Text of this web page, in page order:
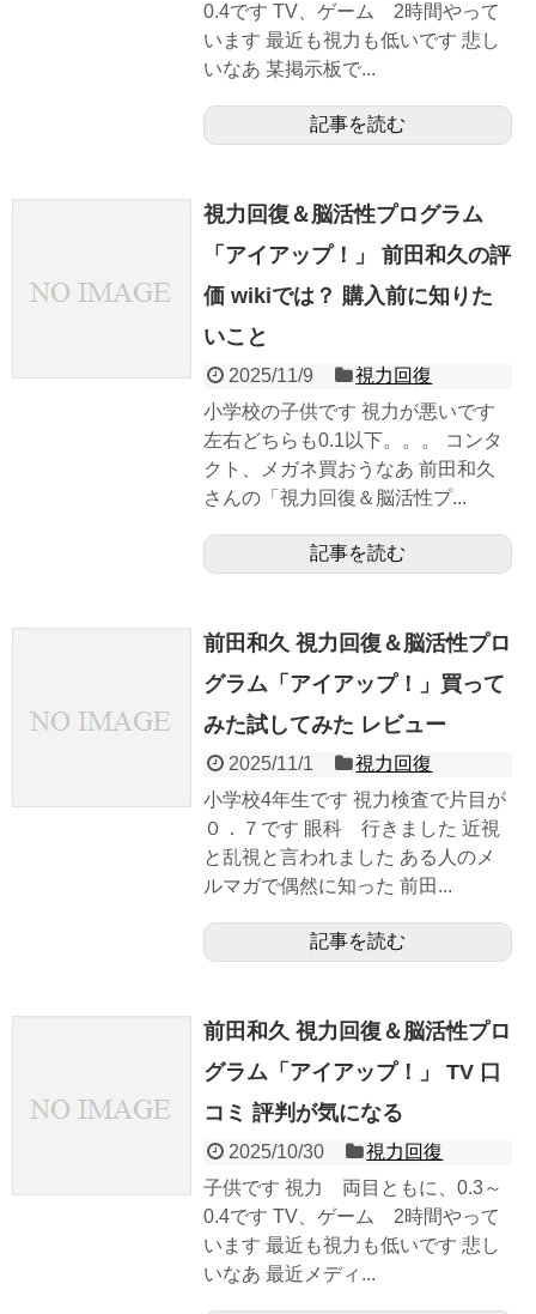
0.4です TV、ゲーム 2時間やって
います 最近も視力も低いです 悲し
いなあ 某掲示板で...
記事を読む
視力回復＆脳活性プログラム
「アイアップ！」 前田和久の評
価 wikiでは？ 購入前に知りた
いこと
2025/11/9
視力回復
小学校の子供です 視力が悪いです
左右どちらも0.1以下。。。 コンタ
クト、メガネ買おうなあ 前田和久
さんの「視力回復＆脳活性プ...
記事を読む
前田和久 視力回復＆脳活性プロ
グラム「アイアップ！」買って
みた試してみた レビュー
2025/11/1
視力回復
小学校4年生です 視力検査で片目が
０．７です 眼科 行きました 近視
と乱視と言われました ある人のメ
ルマガで偶然に知った 前田...
記事を読む
前田和久 視力回復＆脳活性プロ
グラム「アイアップ！」 TV 口
コミ 評判が気になる
2025/10/30
視力回復
子供です 視力 両目ともに、0.3～
0.4です TV、ゲーム 2時間やって
います 最近も視力も低いです 悲し
いなあ 最近メディ...